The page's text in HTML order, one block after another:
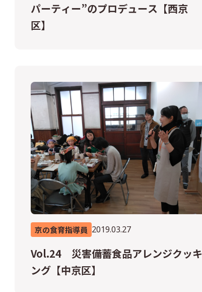
パーティー”のプロデュース【西京
区】
京の食育指導員 2019.03.27
Vol.24 災害備蓄食品アレンジクッキ
ング【中京区】